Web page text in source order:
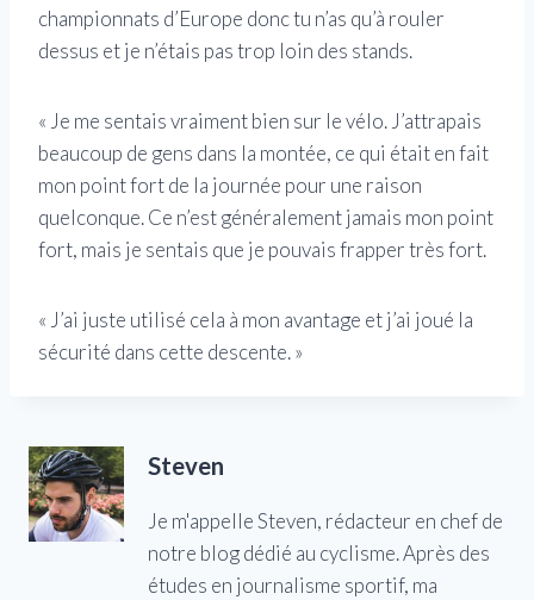
championnats d’Europe donc tu n’as qu’à rouler
dessus et je n’étais pas trop loin des stands.
« Je me sentais vraiment bien sur le vélo. J’attrapais
beaucoup de gens dans la montée, ce qui était en fait
mon point fort de la journée pour une raison
quelconque. Ce n’est généralement jamais mon point
fort, mais je sentais que je pouvais frapper très fort.
« J’ai juste utilisé cela à mon avantage et j’ai joué la
sécurité dans cette descente. »
Steven
Je m'appelle Steven, rédacteur en chef de
notre blog dédié au cyclisme. Après des
études en journalisme sportif, ma